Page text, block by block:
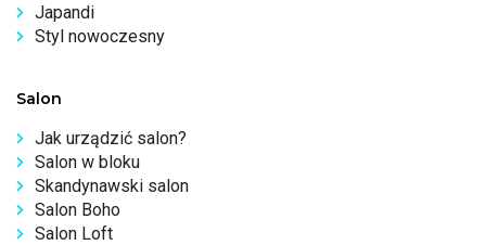
Japandi
Styl nowoczesny
Salon
Jak urządzić salon?
Salon w bloku
Skandynawski salon
Salon Boho
Salon Loft